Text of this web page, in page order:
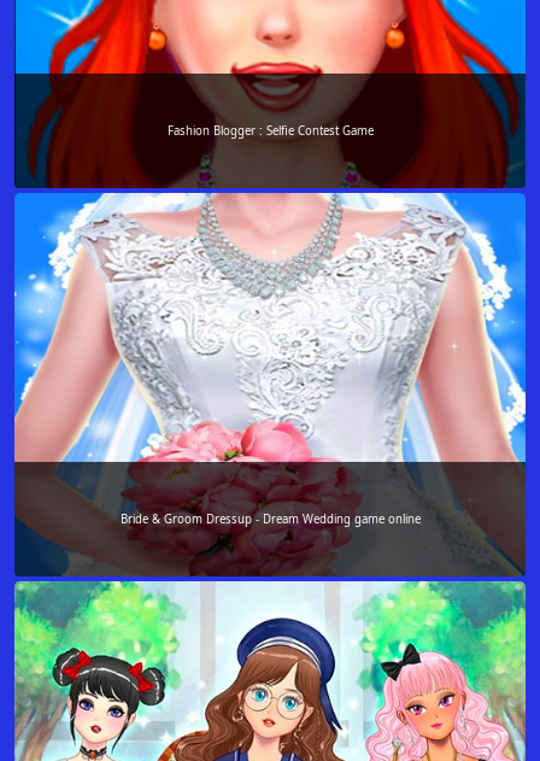
Fashion Blogger : Selfie Contest Game
Bride & Groom Dressup - Dream Wedding game online